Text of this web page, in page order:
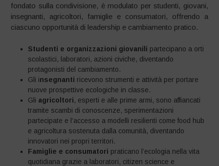
fondato sulla condivisione, è modulato per studenti, giovani,
insegnanti, agricoltori, famiglie e consumatori, offrendo a
ciascuno opportunità di leadership e cambiamento pratico.
Studenti e organizzazioni giovanili partecipano a orti
scolastici, laboratori, azioni civiche, diventando
protagonisti del cambiamento.
Gli insegnanti ricevono strumenti e attività per portare
nuove prospettive ecologiche in classe.
Gli agricoltori, esperti e alle prime armi, sono affiancati
tramite scambi di conoscenze, sperimentazioni
partecipate e l’accesso a modelli resilienti come food hub
e agricoltura sostenuta dalla comunità, diventando
innovatori nei propri territori.
Famiglie e consumatori praticano l’ecologia nella vita
quotidiana grazie a laboratori, citizen science e